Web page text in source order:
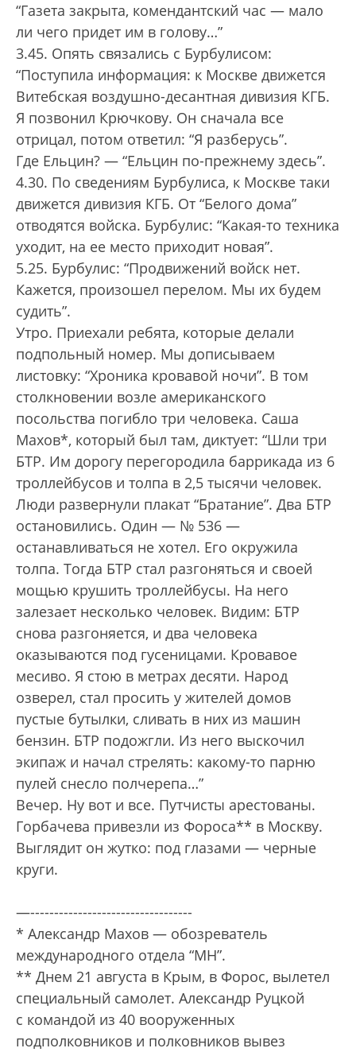
“Газета закрыта, комендантский час — мало
ли чего придет им в голову…”
3.45. Опять связались с Бурбулисом:
“Поступила информация: к Москве движется
Витебская воздушно-десантная дивизия КГБ.
Я позвонил Крючкову. Он сначала все
отрицал, потом ответил: “Я разберусь”.
Где Ельцин? — “Ельцин по-прежнему здесь”.
4.30. По сведениям Бурбулиса, к Москве таки
движется дивизия КГБ. От “Белого дома”
отводятся войска. Бурбулис: “Какая-то техника
уходит, на ее место приходит новая”.
5.25. Бурбулис: “Продвижений войск нет.
Кажется, произошел перелом. Мы их будем
судить”.
Утро. Приехали ребята, которые делали
подпольный номер. Мы дописываем
листовку: “Хроника кровавой ночи”. В том
столкновении возле американского
посольства погибло три человека. Саша
Махов*, который был там, диктует: “Шли три
БТР. Им дорогу перегородила баррикада из 6
троллейбусов и толпа в 2,5 тысячи человек.
Люди развернули плакат “Братание”. Два БТР
остановились. Один — № 536 —
останавливаться не хотел. Его окружила
толпа. Тогда БТР стал разгоняться и своей
мощью крушить троллейбусы. На него
залезает несколько человек. Видим: БТР
снова разгоняется, и два человека
оказываются под гусеницами. Кровавое
месиво. Я стою в метрах десяти. Народ
озверел, стал просить у жителей домов
пустые бутылки, сливать в них из машин
бензин. БТР подожгли. Из него выскочил
экипаж и начал стрелять: какому-то парню
пулей снесло полчерепа…”
Вечер. Ну вот и все. Путчисты арестованы.
Горбачева привезли из Фороса** в Москву.
Выглядит он жутко: под глазами — черные
круги.
—----------------------------------
* Александр Махов — обозреватель
международного отдела “МН”.
** Днем 21 августа в Крым, в Форос, вылетел
специальный самолет. Александр Руцкой
с командой из 40 вооруженных
подполковников и полковников вывез